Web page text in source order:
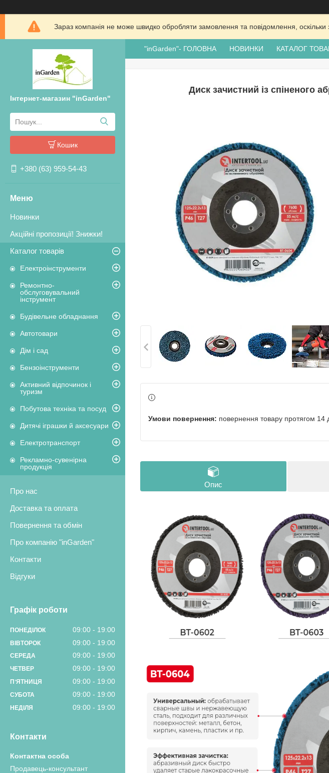
Зараз компанія не може швидко обробляти замовлення та повідомлення,
Інтернет-магазин "inGarden"
Кошик
+380 (63) 959-54-43
Новинки
Акційні пропозиції! Знижки!
Каталог товарів
Електроінструменти
Ремонтно-
обслуговувальний
інструмент
Будівельне обладнання
Автотовари
Дім і сад
Бензоінструменти
Активний відпочинок і
туризм
Побутова техніка та посуд
Дитячі іграшки й аксесуари
Електротранспорт
Рекламно-сувенірна
продукція
Про нас
Доставка та оплата
Повернення та обмін
Про компанію "inGarden"
Контакти
Відгуки
Графік роботи
ПОНЕДІЛОК 09:00 19:00
ВІВТОРОК 09:00 19:00
СЕРЕДА 09:00 19:00
ЧЕТВЕР 09:00 19:00
ПʼЯТНИЦЯ 09:00 19:00
СУБОТА 09:00 19:00
НЕДІЛЯ 09:00 19:00
Контакти
Продавець-консультант
"inGarden"- ГОЛОВНА НОВИНКИ КАТАЛОГ
Диск зачистний із спіненого
повернення товару протягом 14
Опис